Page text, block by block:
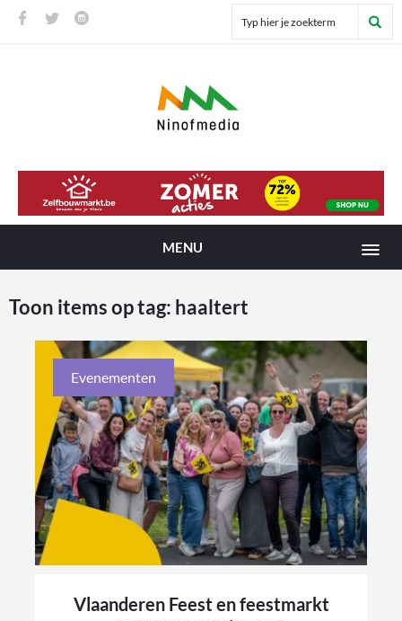
MENU
Toon items op tag: haaltert
Evenementen
Vlaanderen Feest en feestmarkt